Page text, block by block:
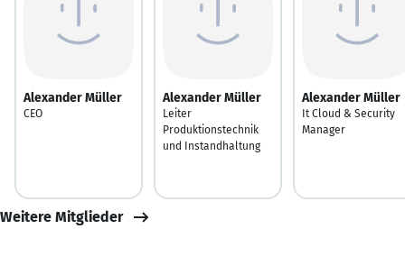
Alexander Müller
CEO
Alexander Müller
Leiter
Produktionstechnik
und Instandhaltung
Alexander Müller
It Cloud & Security
Manager
Weitere Mitglieder